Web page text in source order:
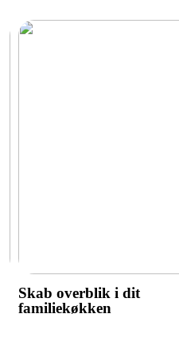
Skab overblik i dit
familiekøkken